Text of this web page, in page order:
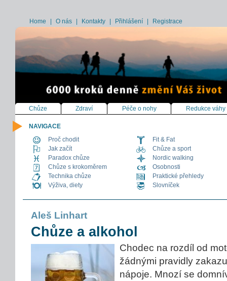
Home O nás Kontakty Přihlášení Registrace
NAVIGACE
Proč chodit
Fit & Fat
Jak začít
Chůze a sport
Paradox chůze
Nordic walking
Chůze s krokoměrem
Osobnosti
Technika chůze
Praktické přehledy
Výživa, diety
Slovníček
Aleš Linhart
Chůze a alkohol
Chodec na rozdíl od
žádnými pravidly
nápoje. Mnozí se
Chůze Zdraví Péče o nohy Redukce váhy